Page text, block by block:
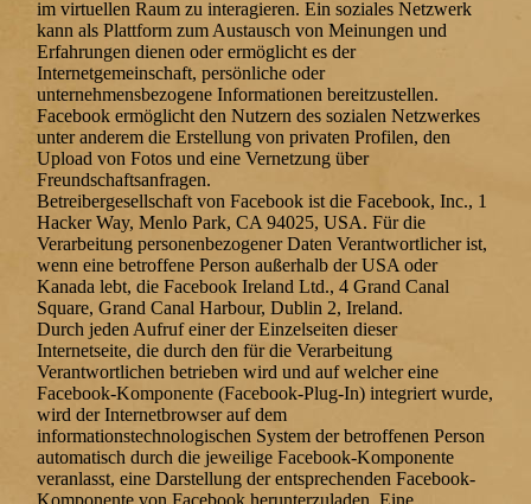
im virtuellen Raum zu interagieren. Ein soziales Netzwerk
kann als Plattform zum Austausch von Meinungen und
Erfahrungen dienen oder ermöglicht es der
Internetgemeinschaft, persönliche oder
unternehmensbezogene Informationen bereitzustellen.
Facebook ermöglicht den Nutzern des sozialen Netzwerkes
unter anderem die Erstellung von privaten Profilen, den
Upload von Fotos und eine Vernetzung über
Freundschaftsanfragen.
Betreibergesellschaft von Facebook ist die Facebook, Inc., 1
Hacker Way, Menlo Park, CA 94025, USA. Für die
Verarbeitung personenbezogener Daten Verantwortlicher ist,
wenn eine betroffene Person außerhalb der USA oder
Kanada lebt, die Facebook Ireland Ltd., 4 Grand Canal
Square, Grand Canal Harbour, Dublin 2, Ireland.
Durch jeden Aufruf einer der Einzelseiten dieser
Internetseite, die durch den für die Verarbeitung
Verantwortlichen betrieben wird und auf welcher eine
Facebook-Komponente (Facebook-Plug-In) integriert wurde,
wird der Internetbrowser auf dem
informationstechnologischen System der betroffenen Person
automatisch durch die jeweilige Facebook-Komponente
veranlasst, eine Darstellung der entsprechenden Facebook-